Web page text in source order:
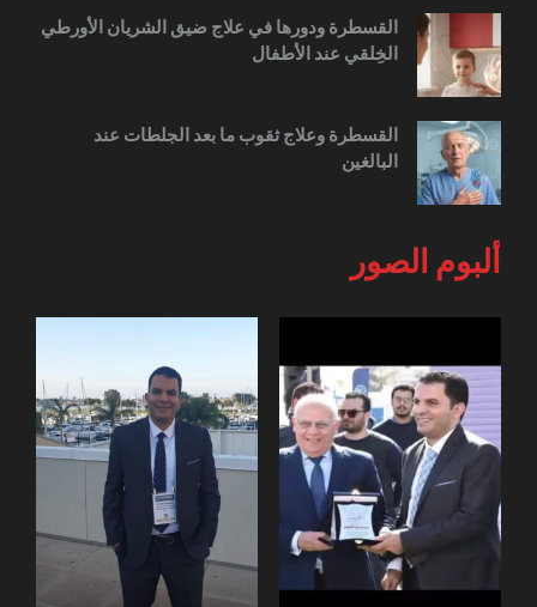
القسطرة ودورها في علاج ضيق الشريان الأورطي
الخِلقي عند الأطفال
القسطرة وعلاج ثقوب ما بعد الجلطات عند
البالغين
ألبوم الصور